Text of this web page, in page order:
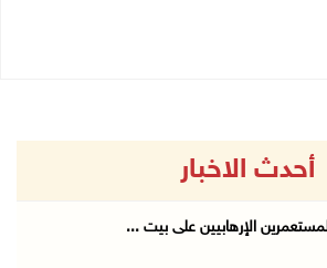
أحدث الاخبار
الإرهابيين على بيت ...